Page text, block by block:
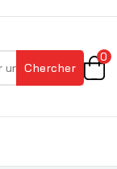
Chercher
0